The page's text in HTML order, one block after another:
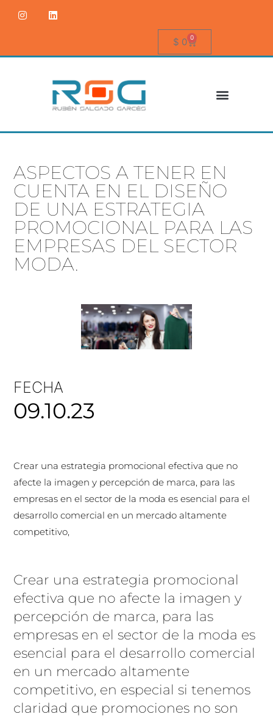
$ 0 0
ASPECTOS A TENER EN
CUENTA EN EL DISEÑO
DE UNA ESTRATEGIA
PROMOCIONAL PARA LAS
EMPRESAS DEL SECTOR
MODA.
FECHA
09.10.23
Crear una estrategia promocional efectiva que no
afecte la imagen y percepción de marca, para las
empresas en el sector de la moda es esencial para el
desarrollo comercial en un mercado altamente
competitivo,
Crear una estrategia promocional
efectiva que no afecte la imagen y
percepción de marca, para las
empresas en el sector de la moda es
esencial para el desarrollo comercial
en un mercado altamente
competitivo, en especial si tenemos
claridad que promociones no son